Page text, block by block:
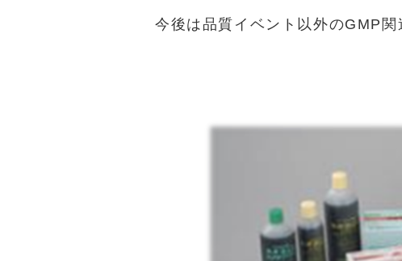
今後は品質イベント以外のGMP